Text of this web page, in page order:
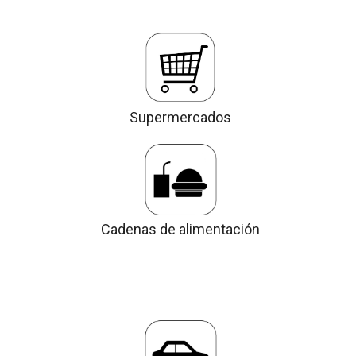
Supermercados
Cadenas de alimentación